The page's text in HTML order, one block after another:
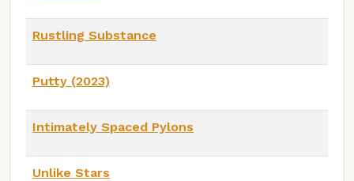
Rustling Substance
Putty (2023)
Intimately Spaced Pylons
Unlike Stars